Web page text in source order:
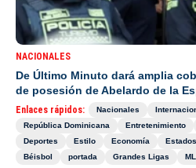
NACIONALES
De Último Minuto dará amplia
de posesión de Abelardo de la
Enlaces rápidos: Nacionales
República Dominicana
Entretenimiento
Deportes
Estilo Economía
Béisbol
portada Grandes Ligas